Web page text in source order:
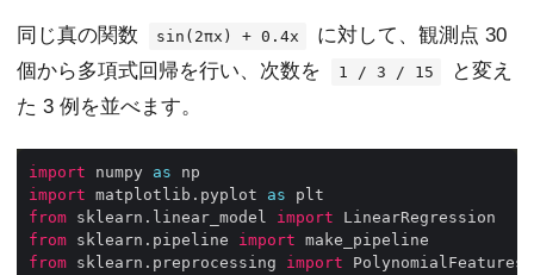
同じ真の関数 sin(2πx) + 0.4x
に対して、観測点 30
個から多項式回帰を行い、次数を
1 / 3 / 15
と変え
た 3 例を並べます。
import numpy as
import matplotlib.pyplot as
from sklearn.linear_model import
from sklearn.pipeline import
from sklearn.preprocessing import